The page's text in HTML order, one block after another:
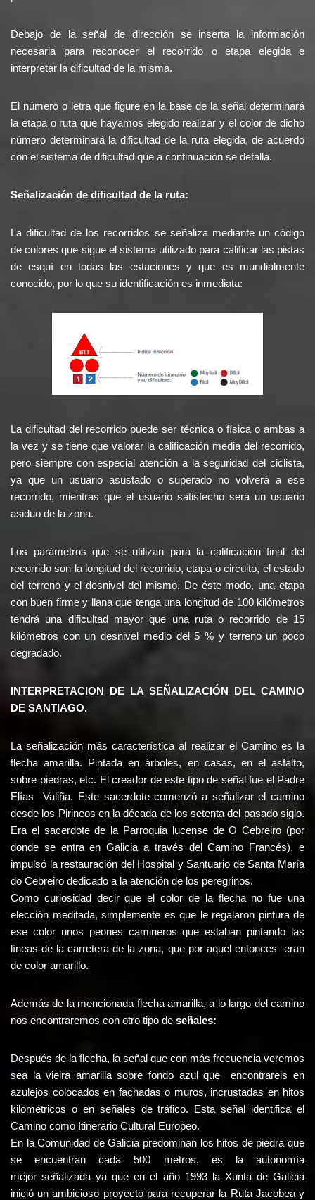
Debajo de la señal de dirección se inserta la información
necesaria para reconocer el recorrido o etapa elegida e
interpretar la dificultad de la misma.
El número o letra que figure en la base de la señal determinará
la etapa o ruta que hayamos elegido realizar y el color de dicho
número determinará la dificultad de la ruta elegida, de acuerdo
con el sistema de dificultad que a continuación se detalla.
Señalización de dificultad de la ruta:
La dificultad de los recorridos se señaliza mediante un código
de colores que sigue el sistema utilizado para calificar las pistas
de esquí en todas las estaciones y que es mundialmente
conocido, por lo que su identificación es inmediata:
La dificultad del recorrido puede ser técnica o física o ambas a
la vez y se tiene que valorar la calificación media del recorrido,
pero siempre con especial atención a la seguridad del ciclista,
ya que un usuario asustado o superado no volverá a ese
recorrido, mientras que el usuario satisfecho será un usuario
asiduo de la zona.
Los parámetros que se utilizan para la calificación final del
recorrido son la longitud del recorrido, etapa o circuito, el estado
del terreno y el desnivel del mismo. De éste modo, una etapa
con buen firme y llana que tenga una longitud de 100 kilómetros
tendrá una dificultad mayor que una ruta o recorrido de 15
kilómetros con un desnivel medio del 5 % y terreno un poco
degradado.
INTERPRETACION DE LA SEÑALIZACIÓN DEL CAMINO
DE SANTIAGO.
La señalización más característica al realizar el Camino es la
flecha amarilla. Pintada en árboles, en casas, en el asfalto,
sobre piedras, etc. El creador de este tipo de señal fue el Padre
Elías Valiña. Este sacerdote comenzó a señalizar el camino
desde los Pirineos en la década de los setenta del pasado siglo.
Era el sacerdote de la Parroquia lucense de O Cebreiro (por
donde se entra en Galicia a través del Camino Francés), e
impulsó la restauración del Hospital y Santuario de Santa María
do Cebreiro dedicado a la atención de los peregrinos.
Como curiosidad decir que el color de la flecha no fue una
elección meditada, simplemente es que le regalaron pintura de
ese color unos peones camineros que estaban pintando las
líneas de la carretera de la zona, que por aquel entonces eran
de color amarillo.
Además de la mencionada flecha amarilla, a lo largo del camino
nos encontraremos con otro tipo de señales:
Después de la flecha, la señal que con más frecuencia veremos
sea la vieira amarilla sobre fondo azul que encontrareis en
azulejos colocados en fachadas o muros, incrustadas en hitos
kilométricos o en señales de tráfico. Esta señal identifica el
Camino como Itinerario Cultural Europeo.
En la Comunidad de Galicia predominan los hitos de piedra que
se encuentran cada 500 metros, es la autonomía
mejor señalizada ya que en el año 1993 la Xunta de Galicia
inició un ambicioso proyecto para recuperar la Ruta Jacobea y